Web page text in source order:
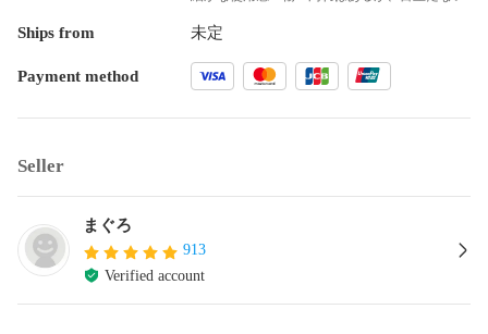
Ships from 未定
Payment method
Seller
まぐろ
913
Verified account